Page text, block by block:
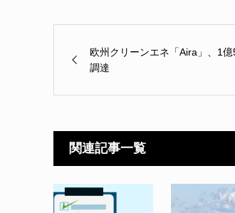
欧州クリーンエネ「Aira」、1
調達
関連記事一覧